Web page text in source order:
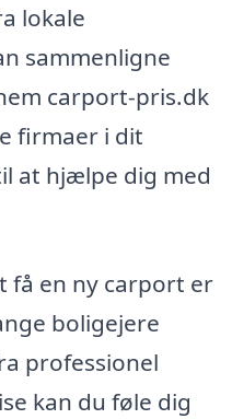
lokale
sammenligne
carport-pris.dk
firmaer i dit
at hjælpe dig med
få en ny carport er
boligejere
professionel
kan du føle dig